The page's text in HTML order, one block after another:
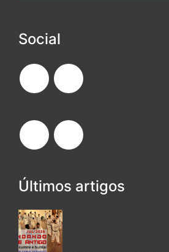
Social
Últimos artigos